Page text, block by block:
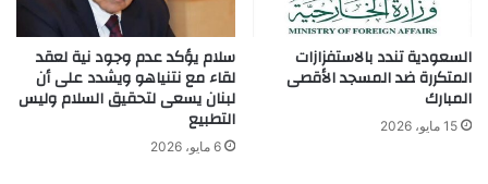
السعودية تندد بالاستفزازات
المتكررة ضد المسجد الأقصى
المبارك
15 مايو، 2026
سلام يؤكد عدم وجود نية لعقد
لقاء مع نتنياهو ويشدد على أن
لبنان يسعى لتحقيق السلام وليس
التطبيع
6 مايو، 2026